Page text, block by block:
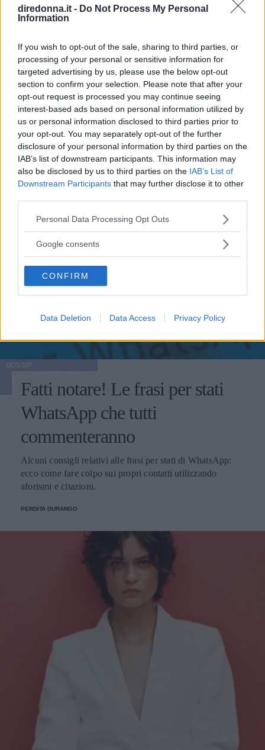
diredonna.it - Do Not Process My Personal
Information
If you wish to opt-out of the sale, sharing to third parties, or
processing of your personal or sensitive information for
targeted advertising by us, please use the below opt-out
section to confirm your selection. Please note that after your
opt-out request is processed you may continue seeing
interest-based ads based on personal information utilized by
us or personal information disclosed to third parties prior to
your opt-out. You may separately opt-out of the further
disclosure of your personal information by third parties on the
IAB’s list of downstream participants. This information may
also be disclosed by us to third parties on the IAB’s List of
Downstream Participants that may further disclose it to other
Please note that this website/app uses one or more Google
not limited to your visit or usage behaviour. You may click to
use your data for below specified purposes in below Google
consent section.
Personal Data Processing Opt Outs
Google consents
CONFIRM
Data Deletion Data Access Privacy Policy
Mentre The Oasis si esibiscono in tutto il mondo, tornando
belle frasi delle loro canzoni: quali sono le vostre?
PERDITA DURANGO
Fatti notare! Le frasi per stati
WhatsApp che tutti
commenteranno
Alcuni consigli relativi alle frasi per stati di WhatsApp:
ecco come fare colpo sui propri contatti utilizzando
aforismi e citazioni.
PERDITA DURANGO